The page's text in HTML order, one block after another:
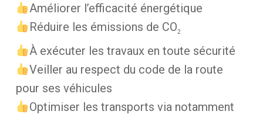
Améliorer l’efficacité énergétique
Réduire les émissions de CO2
À exécuter les travaux en toute sécurité
Veiller au respect du code de la route
pour ses véhicules
Optimiser les transports via notamment